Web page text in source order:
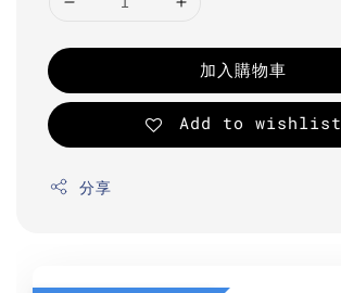
加入購物車
Add to wishlist
分享